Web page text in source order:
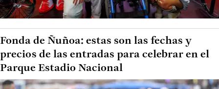
Fonda de Ñuñoa: estas son las fechas y
precios de las entradas para celebrar en el
Parque Estadio Nacional